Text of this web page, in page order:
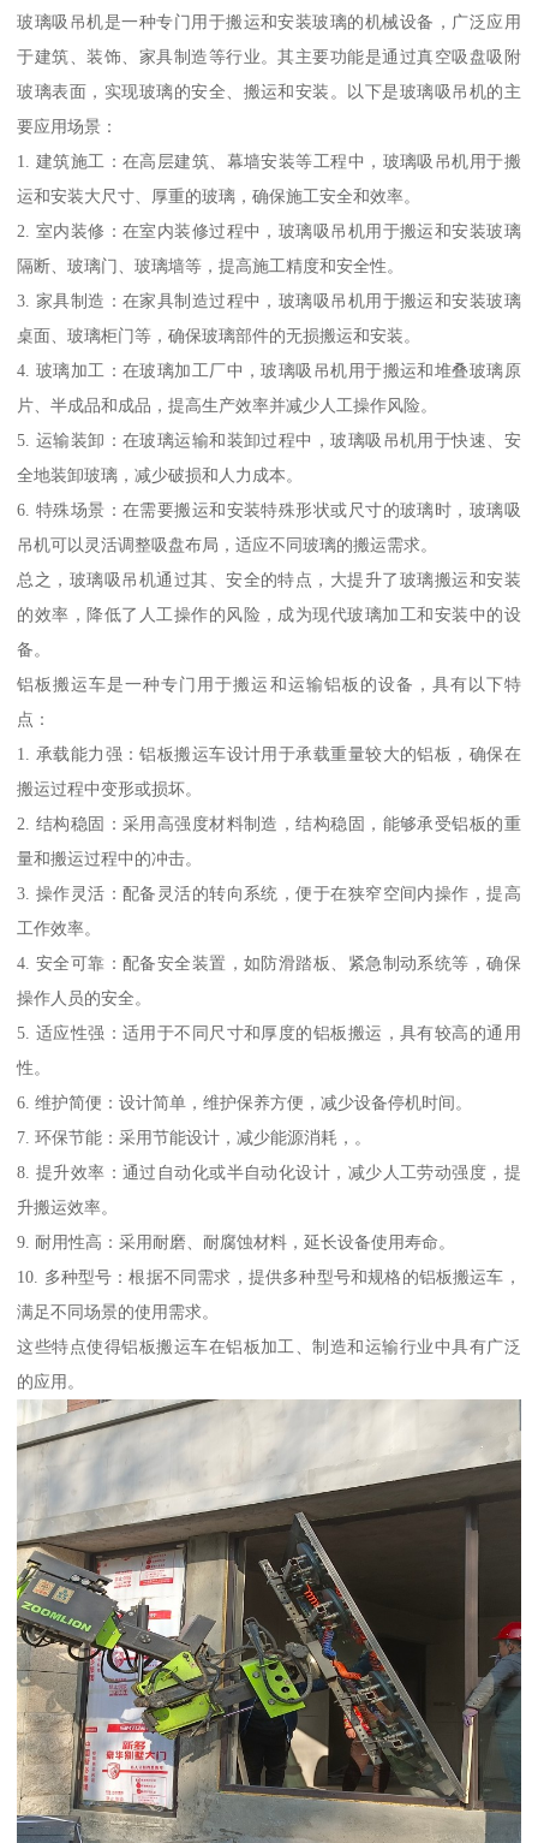
玻璃吸吊机是一种专门用于搬运和安装玻璃的机械设备，广泛应用
于建筑、装饰、家具制造等行业。其主要功能是通过真空吸盘吸附
玻璃表面，实现玻璃的安全、搬运和安装。以下是玻璃吸吊机的主
要应用场景：
1. 建筑施工：在高层建筑、幕墙安装等工程中，玻璃吸吊机用于搬
运和安装大尺寸、厚重的玻璃，确保施工安全和效率。
2. 室内装修：在室内装修过程中，玻璃吸吊机用于搬运和安装玻璃
隔断、玻璃门、玻璃墙等，提高施工精度和安全性。
3. 家具制造：在家具制造过程中，玻璃吸吊机用于搬运和安装玻璃
桌面、玻璃柜门等，确保玻璃部件的无损搬运和安装。
4. 玻璃加工：在玻璃加工厂中，玻璃吸吊机用于搬运和堆叠玻璃原
片、半成品和成品，提高生产效率并减少人工操作风险。
5. 运输装卸：在玻璃运输和装卸过程中，玻璃吸吊机用于快速、安
全地装卸玻璃，减少破损和人力成本。
6. 特殊场景：在需要搬运和安装特殊形状或尺寸的玻璃时，玻璃吸
吊机可以灵活调整吸盘布局，适应不同玻璃的搬运需求。
总之，玻璃吸吊机通过其、安全的特点，大提升了玻璃搬运和安装
的效率，降低了人工操作的风险，成为现代玻璃加工和安装中的设
备。
铝板搬运车是一种专门用于搬运和运输铝板的设备，具有以下特
点：
1. 承载能力强：铝板搬运车设计用于承载重量较大的铝板，确保在
搬运过程中变形或损坏。
2. 结构稳固：采用高强度材料制造，结构稳固，能够承受铝板的重
量和搬运过程中的冲击。
3. 操作灵活：配备灵活的转向系统，便于在狭窄空间内操作，提高
工作效率。
4. 安全可靠：配备安全装置，如防滑踏板、紧急制动系统等，确保
操作人员的安全。
5. 适应性强：适用于不同尺寸和厚度的铝板搬运，具有较高的通用
性。
6. 维护简便：设计简单，维护保养方便，减少设备停机时间。
7. 环保节能：采用节能设计，减少能源消耗，。
8. 提升效率：通过自动化或半自动化设计，减少人工劳动强度，提
升搬运效率。
9. 耐用性高：采用耐磨、耐腐蚀材料，延长设备使用寿命。
10. 多种型号：根据不同需求，提供多种型号和规格的铝板搬运车，
满足不同场景的使用需求。
这些特点使得铝板搬运车在铝板加工、制造和运输行业中具有广泛
的应用。